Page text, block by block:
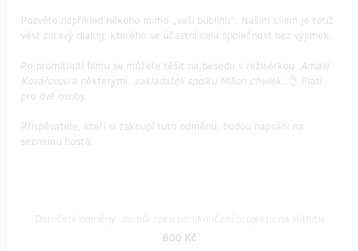
Pozvěte například někoho mimo „vaši bublinu“. Našim cílem je totiž
vést zdravý dialog, kterého se účastní celá společnost bez výjimek.
Po promítnutí filmu se můžete těšit na besedu s režisérkou Amálií
Kovářovou a některými zakladateli spolku Milion chvilek. 👌 Platí
pro dvě osoby.
Přispěvatele, kteří si zakoupí tuto odměnu, budou napsáni na
seznamu hostů.
800 Kč